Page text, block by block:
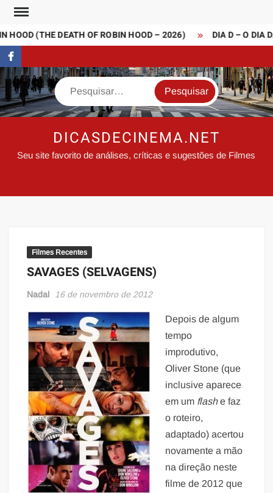
Skip
content(THE DEATH OF ROBIN HOOD – 2026) DIA D – O DIA
FaceBook
Search
DICASDECINEMA.NET
Seu site favorito de análises, críticas e sugestões de Filmes
Filmes Recentes
SAVAGES (SELVAGENS)
Nadal 16 de novembro de 2012
Depois de algum
tempo
improdutivo,
Oliver Stone (que
inclusive aparece
em um flashe faz
o roteiro,
adaptado) acertou
novamente a mão
na direção neste
filme de 2012 que